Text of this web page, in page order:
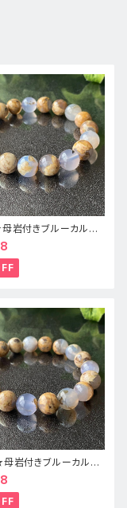
岩付きブルーカルセ
品質】天然石ブレスレ
ストーン
岩付きブルーカルセ
品質】天然石ブレスレ
ストーン